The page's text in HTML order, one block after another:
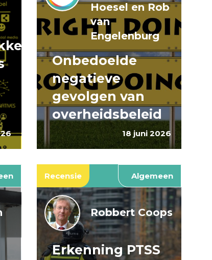
18 juni 2026
Hoesel en Rob
van
Engelenburg
Onbedoelde
negatieve
gevolgen van
overheidsbeleid
Recensie Algemeen
Robbert Coops
Erkenning PTSS